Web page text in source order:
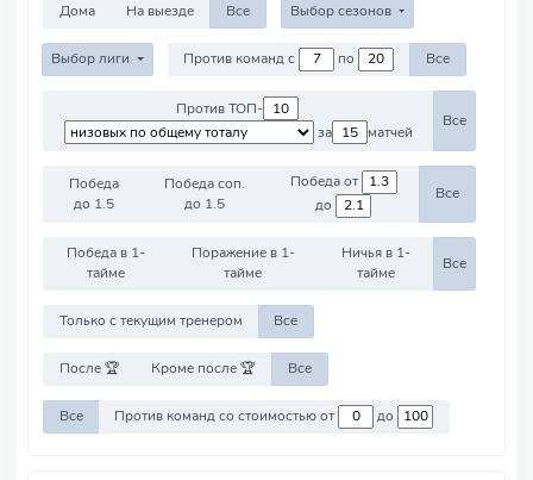
Дома На выезде Все Выбор сезонов
Выбор лиги Против команд с по Все
Против ТОП-
за
матчей
Все
Победа
до 1.5
Победа соп.
до 1.5
Победа от
до
Все
Победа в 1-
тайме
Поражение в 1-
тайме
Ничья в 1-
тайме
Все
Только с текущим тренером Все
После 🏆 Кроме после 🏆 Все
Все Против команд со стоимостью от до